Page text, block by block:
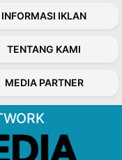
INFORMASI IKLAN
TENTANG KAMI
MEDIA PARTNER